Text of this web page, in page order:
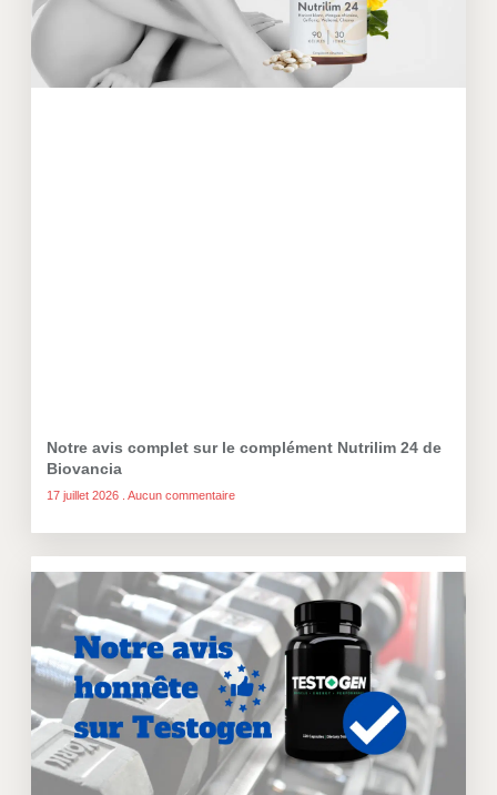
Notre avis complet sur le complément Nutrilim 24 de
Biovancia
17 juillet 2026 Aucun commentaire